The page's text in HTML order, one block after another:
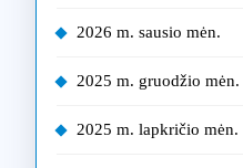
2026 m. sausio mėn.
2025 m. gruodžio mėn.
2025 m. lapkričio mėn.